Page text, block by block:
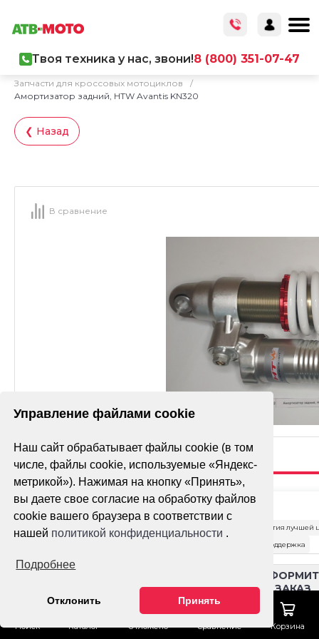
Управление файлами cookie
Наш сайт обрабатывает файлы cookie (в том
числе, файлы cookie, используемые «Яндекс-
метрикой»). Нажимая на кнопку «Принять»,
вы даете свое согласие на обработку файлов
cookie вашего браузера в соответствии с
нашей политикой конфиденциальности .
Подробнее
Отклонить Принять
Поиск Каталог Отложено Сравнение Корзина
Твоя техника у нас, звони!8 (800) 351-07-47
Запчасти для кроссовых мотоциклов
/
Амортизатор задний, HTW Avantis KN320
❮ Назад
В сравнение
АМОРТИЗАТОР
ЗАДНИЙ, HTW
Доставка
Гарантия лучшей
Тех. поддержка
ЗАКАЗ